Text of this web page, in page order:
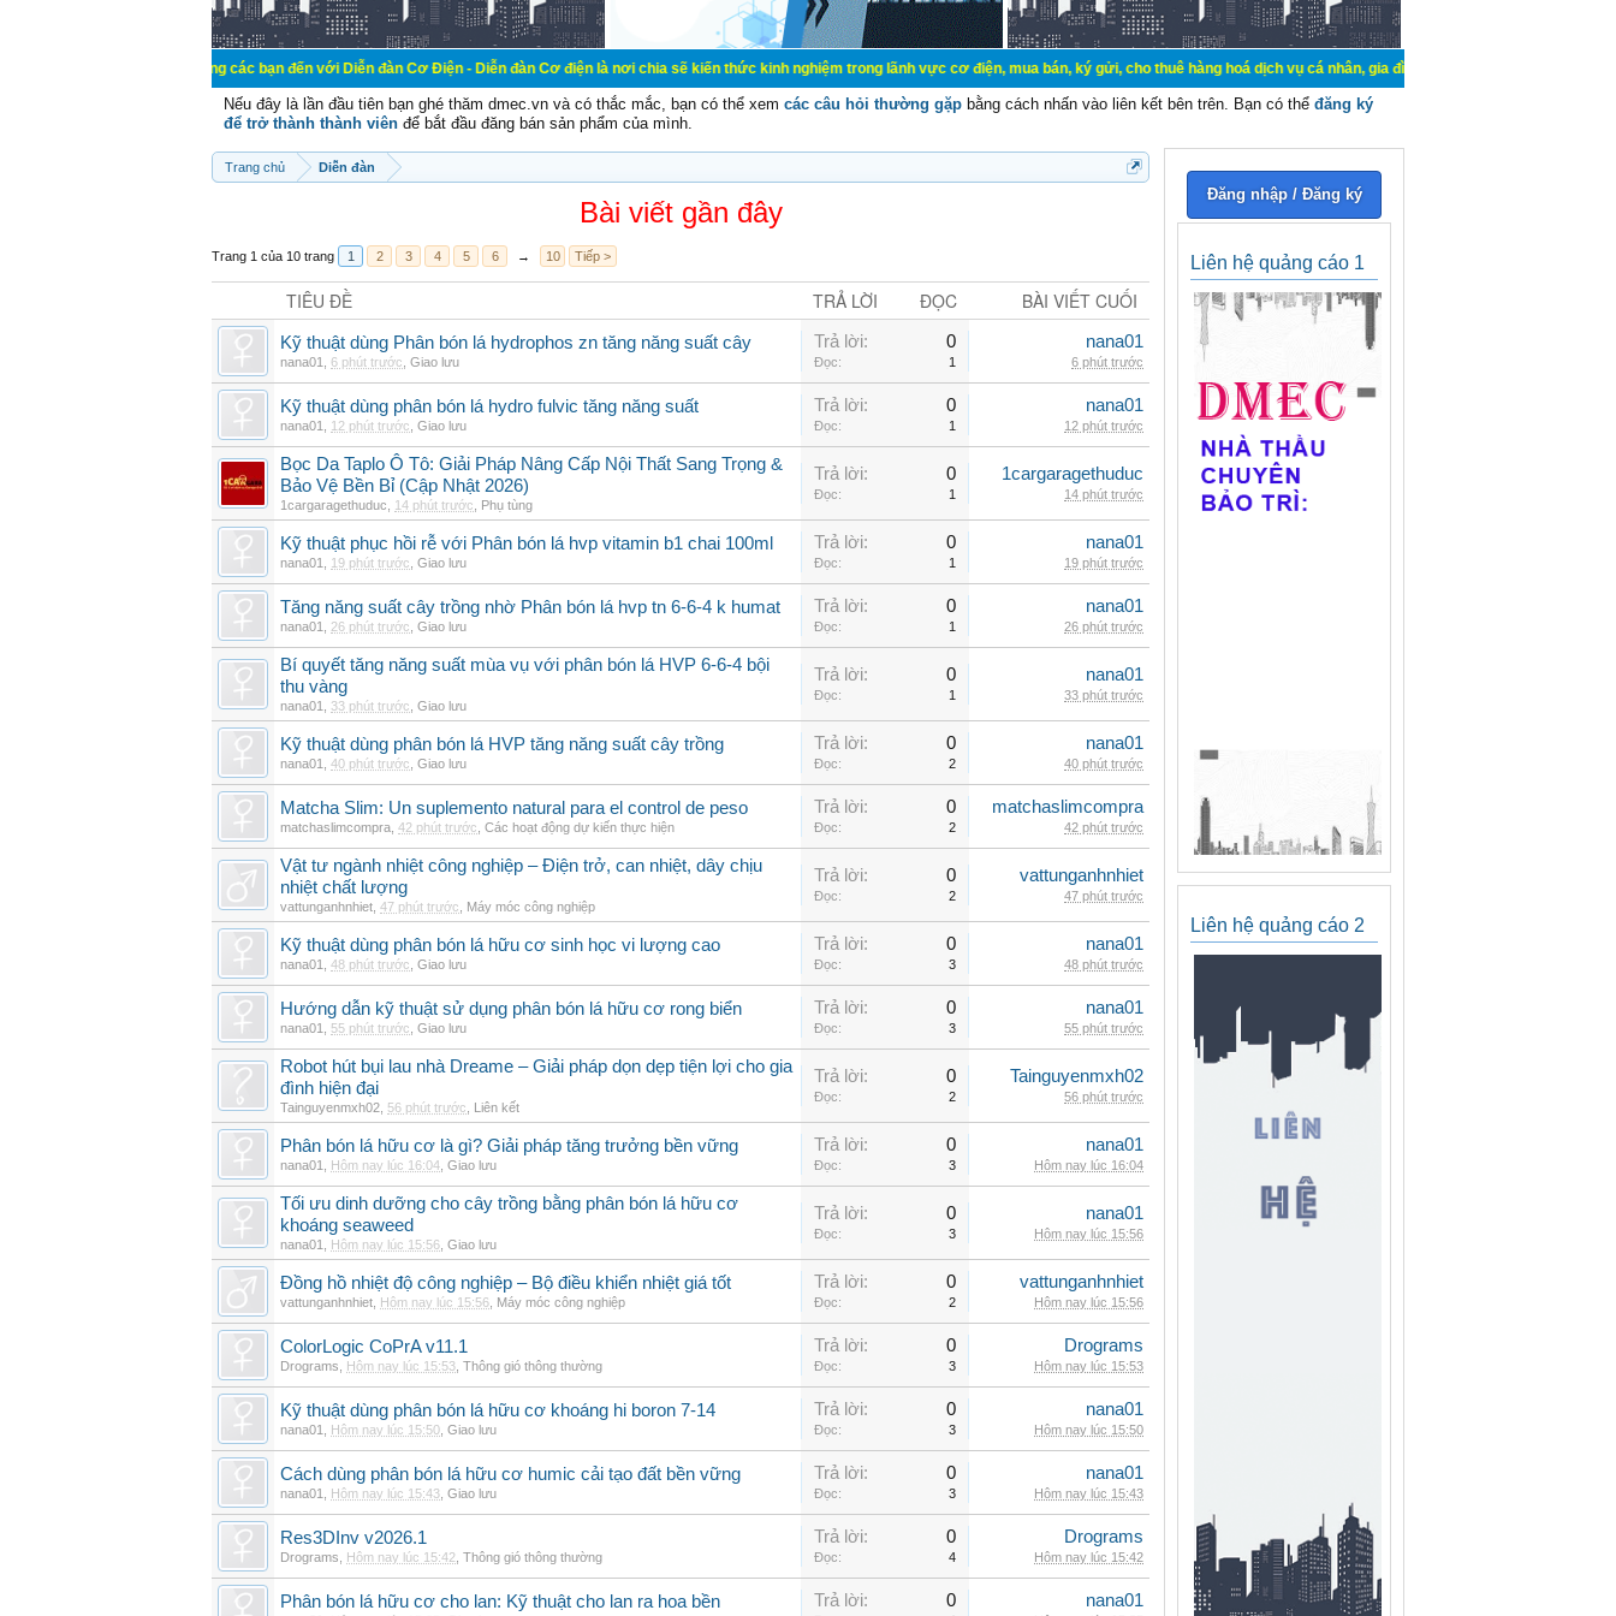
Chào mừng các bạn đến với Diễn đàn Cơ Điện - Diễn đàn Cơ điện là nơi chia sẽ kiến thức kinh nghiệm trong lãnh vực cơ điện, mua bán, ký gửi, cho thuê hàng hoá dịch vụ cá nhân, gia đình. Mua bán, ký gửi, cho thuê thiết bị
Nếu đây là lần đầu tiên bạn ghé thăm dmec.vn và có thắc mắc, bạn có thể xem các câu hỏi thường gặp bằng cách nhấn vào liên kết bên trên. Bạn có thể đăng ký
để trở thành thành viên để bắt đầu đăng bán sản phẩm của mình.
Trang chủ Diễn đàn
Bài viết gần đây
Trang 1 của 10 trang 1 2 3 4 5 6 → 10 Tiếp >
TIÊU ĐỀ TRẢ LỜI ĐỌC BÀI VIẾT CUỐI
Kỹ thuật dùng Phân bón lá hydrophos zn tăng năng suất cây
nana01 6 phút trước Giao lưu
Trả lời: 0
Đọc: 1
nana01
6 phút trước
Kỹ thuật dùng phân bón lá hydro fulvic tăng năng suất
nana01 12 phút trước Giao lưu
Trả lời: 0
Đọc: 1
nana01
12 phút trước
Bọc Da Taplo Ô Tô: Giải Pháp Nâng Cấp Nội Thất Sang Trọng &
Bảo Vệ Bền Bỉ (Cập Nhật 2026)
1cargaragethuduc 14 phút trước Phụ tùng
Trả lời: 0
Đọc: 1
1cargaragethuduc
14 phút trước
Kỹ thuật phục hồi rễ với Phân bón lá hvp vitamin b1 chai 100ml
nana01 19 phút trước Giao lưu
Trả lời: 0
Đọc: 1
nana01
19 phút trước
Tăng năng suất cây trồng nhờ Phân bón lá hvp tn 6-6-4 k humat
nana01 26 phút trước Giao lưu
Trả lời: 0
Đọc: 1
nana01
26 phút trước
Bí quyết tăng năng suất mùa vụ với phân bón lá HVP 6-6-4 bội
thu vàng
nana01 33 phút trước Giao lưu
Trả lời: 0
Đọc: 1
nana01
33 phút trước
Kỹ thuật dùng phân bón lá HVP tăng năng suất cây trồng
nana01 40 phút trước Giao lưu
Trả lời: 0
Đọc: 2
nana01
40 phút trước
Matcha Slim: Un suplemento natural para el control de peso
matchaslimcompra 42 phút trước Các hoạt động dự kiến thực hiện
Trả lời: 0
Đọc: 2
matchaslimcompra
42 phút trước
Vật tư ngành nhiệt công nghiệp – Điện trở, can nhiệt, dây chịu
nhiệt chất lượng
vattunganhnhiet 47 phút trước Máy móc công nghiệp
Trả lời: 0
Đọc: 2
vattunganhnhiet
47 phút trước
Kỹ thuật dùng phân bón lá hữu cơ sinh học vi lượng cao
nana01 48 phút trước Giao lưu
Trả lời: 0
Đọc: 3
nana01
48 phút trước
Hướng dẫn kỹ thuật sử dụng phân bón lá hữu cơ rong biển
nana01 55 phút trước Giao lưu
Trả lời: 0
Đọc: 3
nana01
55 phút trước
Robot hút bụi lau nhà Dreame – Giải pháp dọn dẹp tiện lợi cho gia
đình hiện đại
Tainguyenmxh02 56 phút trước Liên kết
Trả lời: 0
Đọc: 2
Tainguyenmxh02
56 phút trước
Phân bón lá hữu cơ là gì? Giải pháp tăng trưởng bền vững
nana01 Hôm nay lúc 16:04 Giao lưu
Trả lời: 0
Đọc: 3
nana01
Hôm nay lúc 16:04
Tối ưu dinh dưỡng cho cây trồng bằng phân bón lá hữu cơ
khoáng seaweed
nana01 Hôm nay lúc 15:56 Giao lưu
Trả lời: 0
Đọc: 3
nana01
Hôm nay lúc 15:56
Đồng hồ nhiệt độ công nghiệp – Bộ điều khiển nhiệt giá tốt
vattunganhnhiet Hôm nay lúc 15:56 Máy móc công nghiệp
Trả lời: 0
Đọc: 2
vattunganhnhiet
Hôm nay lúc 15:56
ColorLogic CoPrA v11.1
Drograms Hôm nay lúc 15:53 Thông gió thông thường
Trả lời: 0
Đọc: 3
Drograms
Hôm nay lúc 15:53
Kỹ thuật dùng phân bón lá hữu cơ khoáng hi boron 7-14
nana01 Hôm nay lúc 15:50 Giao lưu
Trả lời: 0
Đọc: 3
nana01
Hôm nay lúc 15:50
Cách dùng phân bón lá hữu cơ humic cải tạo đất bền vững
nana01 Hôm nay lúc 15:43 Giao lưu
Trả lời: 0
Đọc: 3
nana01
Hôm nay lúc 15:43
Res3DInv v2026.1
Drograms Hôm nay lúc 15:42 Thông gió thông thường
Trả lời: 0
Đọc: 4
Drograms
Hôm nay lúc 15:42
Phân bón lá hữu cơ cho lan: Kỹ thuật cho lan ra hoa bền Trả lời: 0 nana01
Đăng nhập / Đăng ký
Liên hệ quảng cáo 1
Liên hệ quảng cáo 2